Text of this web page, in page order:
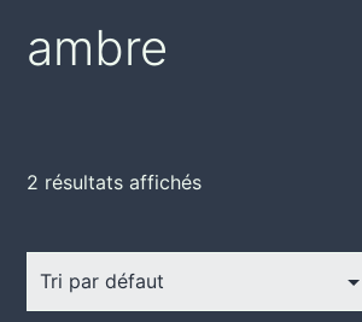
ambre
2 résultats affichés